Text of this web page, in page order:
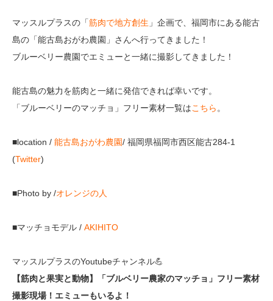
マッスルプラスの「筋肉で地方創生 」企画で、福岡市にある能古
島の「能古島おがわ農園」さんへ行ってきました！
ブルーベリー農園でエミューと一緒に撮影してきました！
能古島の魅力を筋肉と一緒に発信できれば幸いです。
「ブルーベリーのマッチョ」フリー素材一覧はこちら 。
■location / 能古島おがわ農園/ 福岡県福岡市西区能古284-1
(Twitter)
■Photo by /オレンジの人
■マッチョモデル / AKIHITO
マッスルプラスのYoutubeチャンネル💪
【筋肉と果実と動物】「ブルベリー農家のマッチョ」フリー素材
撮影現場！エミューもいるよ！